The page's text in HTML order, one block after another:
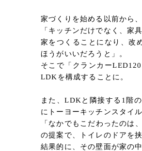
家づくりを始める以前から
「キッチンだけでなく、家
家をつくることになり、改
ほうがいいだろうと」。
そこで「クランカー
LDKを構成することに。
また、LDKと隣接する1階
にトーヨーキッチンスタイ
「なかでもこだわったのは
の提案で、トイレのドアを
結果的に、その壁面が家の